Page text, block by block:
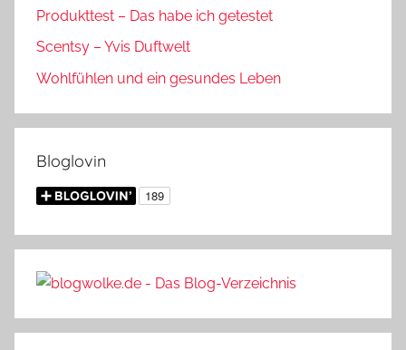
Produkttest – Das habe ich getestet
Scentsy – Yvis Duftwelt
Wohlfühlen und ein gesundes Leben
Bloglovin